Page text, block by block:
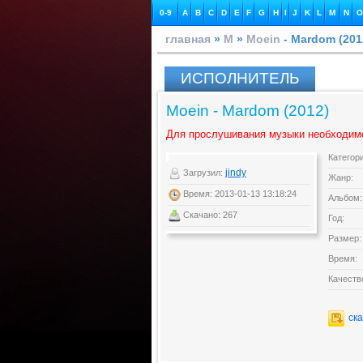
0-9 A B C D E F G H I J K L M N O
главная » M » Moein - Mardom
ИСПОЛНИТЕЛЬ
Moein - Mardom (2012)
Для прослушивания музыки
Загрузил: jindy
Время: 2013-01-13 13:18:24
Скачано: 267
Жанр:
Альбом:
Год:
Размер:
Время: